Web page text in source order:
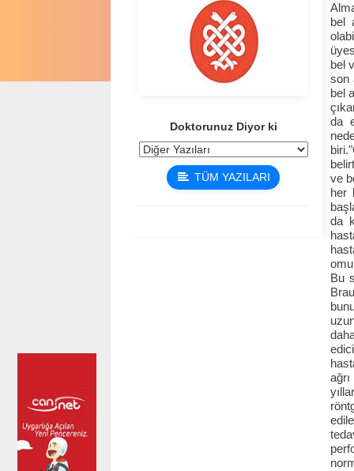
Doktorunuz Diyor ki
TÜM YAZILARI
bel
bel
son
bel
da
ve
her
da
Bu